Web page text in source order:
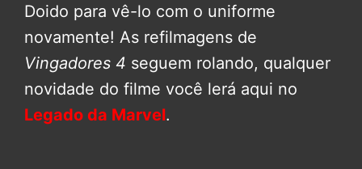
Doido para vê-lo com o uniforme
novamente! As refilmagens de
Vingadores 4 seguem rolando, qualquer
novidade do filme você lerá aqui no
Legado da Marvel.